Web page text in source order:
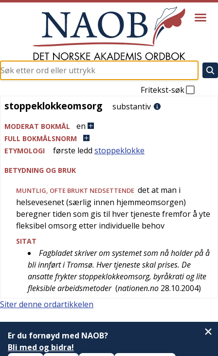
Fritekst-søk
stoppeklokkeomsorg
stoppeklokkeomsorg substantiv
MODERAT BOKMÅL en
FULL BOKMÅLSNORM
ETYMOLOGI
første ledd stoppeklokke
BETYDNING OG BRUK
MUNTLIG, OFTE BRUKT NEDSETTENDE det at man i
helsevesenet (særlig innen hjemmeomsorgen)
beregner tiden som gis til hver tjeneste fremfor å yte
fleksibel omsorg etter individuelle behov
SITAT
Fagbladet skriver om systemet som nå holder på å
bli innført i Tromsø. Hver tjeneste skal prises. De
ansatte frykter stoppeklokkeomsorg, byråkrati og lite
fleksible arbeidsmetoder (nationen.no 28.10.2004)
Siter denne ordartikkelen
Er du fornøyd med NAOB?
Bli med og bidra!